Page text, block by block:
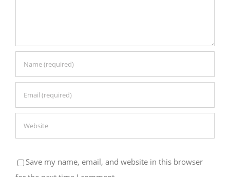
Save my name, email, and website in this browser